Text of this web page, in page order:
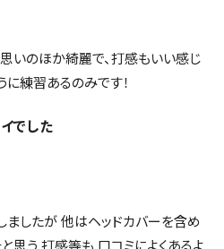
いのほか綺麗で、打感もいい感じ
に練習あるのみです！
でした
ましたが 他はヘッドカバーを含め